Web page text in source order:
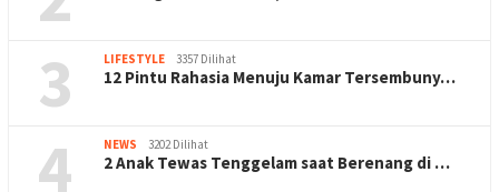
3 LIFESTYLE 3357 Dilihat
12 Pintu Rahasia Menuju Kamar Tersembuny…
4 NEWS 3202 Dilihat
2 Anak Tewas Tenggelam saat Berenang di …